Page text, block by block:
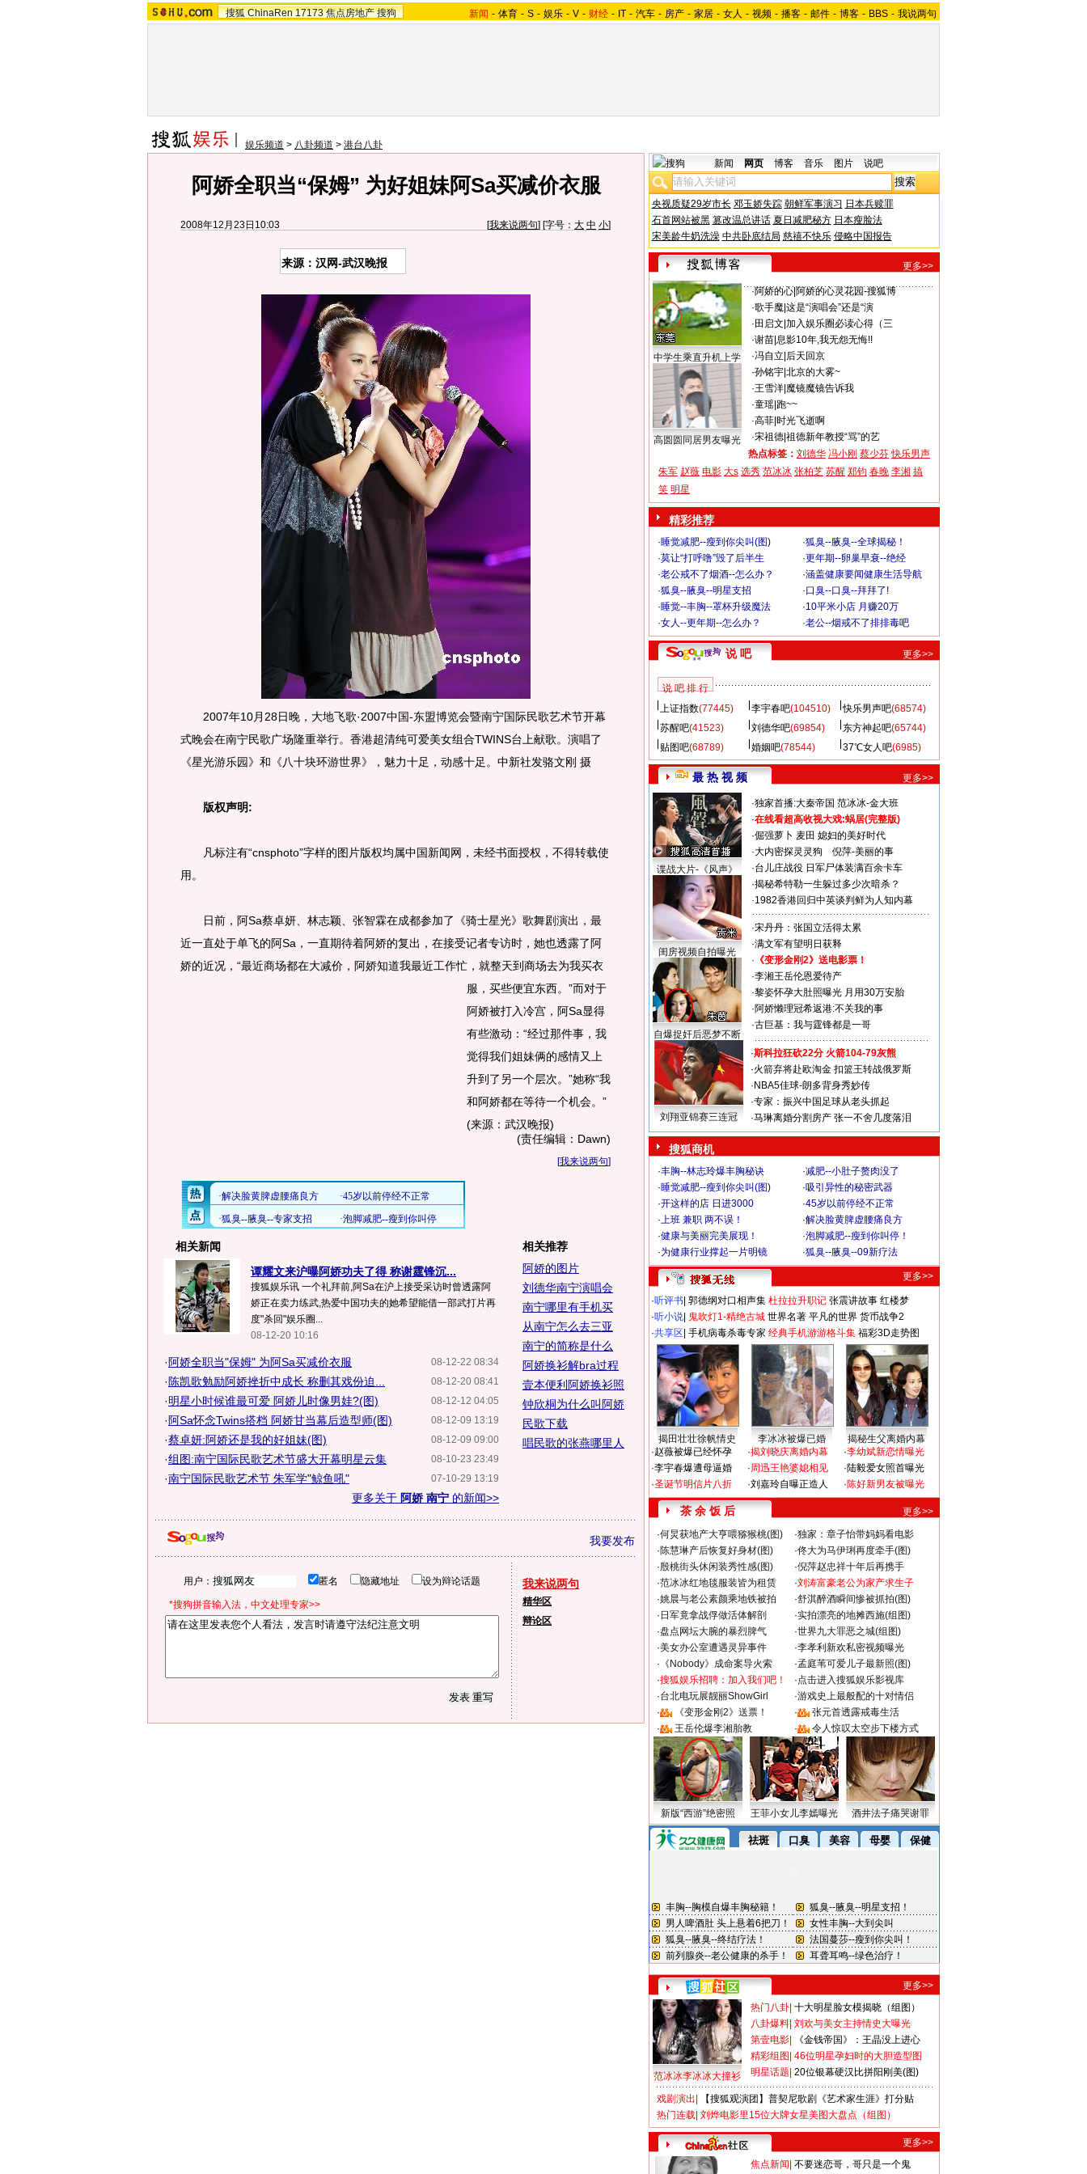
搜狐 ChinaRen 17173 焦点房地产 搜狗 新闻 - 体育 - S - 娱乐 - V - 财经 - IT - 汽车 - 房产 - 家居 - 女人 - 视频 - 播客 - 邮件 - 博客 - BBS - 我说两句
娱乐频道 > 八卦频道 > 港台八卦
阿娇全职当“保姆” 为好姐妹阿Sa买减价衣服
2008年12月23日10:03 [我来说两句] [字号： 大 中 小]
来源：汉网-武汉晚报
2007年10月28日晚，大地飞歌·2007中国-东盟博览会暨南宁国际民歌艺术节开幕
式晚会在南宁民歌广场隆重举行。香港超清纯可爱美女组合TWINS台上献歌。演唱了
《星光游乐园》和《八十块环游世界》，魅力十足，动感十足。中新社发骆文刚 摄
版权声明:
凡标注有“cnsphoto”字样的图片版权均属中国新闻网，未经书面授权，不得转载使
用。
日前，阿Sa蔡卓妍、林志颖、张智霖在成都参加了《骑士星光》歌舞剧演出，最
近一直处于单飞的阿Sa，一直期待着阿娇的复出，在接受记者专访时，她也透露了阿
娇的近况，“最近商场都在大减价，阿娇知道我最近工作忙，就整天到商场去为我买衣
服，买些便宜东西。 ”而对于
阿娇被打入冷宫，阿Sa显得
有些激动：“经过那件事，我
觉得我们姐妹俩的感情又上
升到了另一个层次。”她称“我
和阿娇都在等待一个机会。”
(来源：武汉晚报)
(责任编辑：Dawn)
[我来说两句]
相关新闻
谭耀文来沪曝阿娇功夫了得 称谢霆锋沉...
搜狐娱乐讯 一个礼拜前,阿Sa在沪上接受采访时曾透露阿
娇正在卖力练武,热爱中国功夫的她希望能借一部武打片再
度"杀回"娱乐圈...
08-12-20 10:16
08-12-22 08:34
· 阿娇全职当"保姆" 为阿Sa买减价衣服
08-12-20 08:41
· 陈凯歌勉励阿娇挫折中成长 称删其戏份迫...
08-12-12 04:05
·明星小时候谁最可爱 阿娇儿时像男娃?(图)
08-12-09 13:19
· 阿Sa怀念Twins搭档 阿娇甘当幕后造型师(图)
08-12-09 09:00
·蔡卓妍:阿娇还是我的好姐妹(图)
08-10-23 23:49
·组图:南宁国际民歌艺术节盛大开幕明星云集
07-10-29 13:19
·南宁国际民歌艺术节 朱军学"鲸鱼吼"
更多关于 阿娇 南宁 的新闻>>
相关推荐
阿娇的图片
刘德华南宁演唱会
南宁哪里有手机买
从南宁怎么去三亚
南宁的简称是什么
阿娇换衫解bra过程
壹本便利阿娇换衫照
钟欣桐为什么叫阿娇
民歌下载
唱民歌的张燕哪里人
我要发布
用户： 匿名 隐藏地址 设为辩论话题
*搜狗拼音输入法，中文处理专家>>
我来说两句
精华区
辩论区
新闻 网页 博客 音乐 图片 说吧
央视质疑29岁市长 邓玉娇失踪 朝鲜军事演习 日本兵赎罪
石首网站被黑 篡改温总讲话 夏日减肥秘方 日本瘦脸法
宋美龄牛奶洗澡 中共卧底结局 慈禧不快乐 侵略中国报告
更多>>
中学生乘直升机上学
高圆圆同居男友曝光
·阿娇的心| 阿娇的心灵花园-搜狐博
·歌手魔| 这是“演唱会”还是“演
· 田启文 加入娱乐圈必读心得（三
·谢苗| 息影10年,我无怨无悔!!
·冯自立 后天回京
·孙铭宇| 北京的大雾~
·王雪洋| 魔镜魔镜告诉我
·童瑶| 跑~~
·高菲| 时光飞逝啊
·宋祖德| 祖德新年教授“骂”的艺
热点标签： 刘德华 冯小刚 蔡少芬 快乐男声
朱军 赵薇 电影 大s 选秀 范冰冰 张柏芝 苏醒 郑钧 春晚 李湘 搞
笑 明星
精彩推荐
·睡觉减肥--瘦到你尖叫(图) ·狐臭--腋臭--全球揭秘！
·莫让“打呼噜”毁了后半生 ·更年期--卵巢早衰--绝经
·老公戒不了烟酒--怎么办？ ·涵盖健康要闻健康生活导航
·狐臭--腋臭--明星支招 ·口臭--口臭--拜拜了!
·睡觉--丰胸--罩杯升级魔法 ·10平米小店 月赚20万
·女人--更年期--怎么办？ ·老公--烟戒不了排排毒吧
说 吧 更多>>
说 吧 排 行
上证指数(77445) 李宇春吧(104510) 快乐男声吧(68574)
苏醒吧(41523) 刘德华吧(69854) 东方神起吧(65744)
贴图吧(68789) 婚姻吧(78544) 37℃女人吧(6985)
最 热 视 频 更多>>
谍战大片-《风声》
闺房视频自拍曝光
自爆捉奸后恶梦不断
·独家首播:大秦帝国 范冰冰-金大班
·在线看超高收视大戏:蜗居(完整版)
·倔强萝卜 麦田 媳妇的美好时代
·大内密探灵灵狗
倪萍-美丽的事
·台儿庄战役 日军尸体装满百余卡车
·揭秘希特勒一生躲过多少次暗杀？
·1982香港回归中英谈判鲜为人知内幕
·宋丹丹：张国立活得太累
·满文军有望明日获释
· 《变形金刚2》送电影票！
·李湘王岳伦恩爱待产
·黎姿怀孕大肚照曝光 月用30万安胎
·阿娇懒理冠希返港:不关我的事
·古巨基：我与霆锋都是一哥
刘翔亚锦赛三连冠
·斯科拉狂砍22分 火箭104-79灰熊
·火箭弃将赴欧淘金 扣篮王转战俄罗斯
· NBA5佳球-朗多背身秀妙传
·专家：振兴中国足球从老头抓起
·马琳离婚分割房产 张一不舍几度落泪
搜狐商机
·丰胸--林志玲爆丰胸秘诀 ·减肥--小肚子赘肉没了
·睡觉减肥--瘦到你尖叫(图) ·吸引异性的秘密武器
·开这样的店 日进3000 ·45岁以前停经不正常
·上班 兼职 两不误！ ·解决脸黄脾虚腰痛良方
·健康与美丽完美展现！ ·泡脚减肥--瘦到你叫停！
·为健康行业撑起一片明镜 ·狐臭--腋臭--09新疗法
更多>>
·听评书 郭德纲对口相声集 杜拉拉升职记 张震讲故事 红楼梦
·听小说 鬼吹灯1-精绝古城 世界名著 平凡的世界 货币战争2
·共享区 手机病毒杀毒专家 经典手机游游格斗集 福彩3D走势图
揭田壮壮徐帆情史 李冰冰被爆已婚
揭秘生父离婚内幕
·赵薇被爆已经怀孕
·李宇春爆遭母逼婚
·圣诞节明信片八折
·揭刘晓庆离婚内幕
·周迅王艳婆媳相见
·刘嘉玲自曝正造人
·李幼斌新恋情曝光
·陆毅爱女照首曝光
·陈好新男友被曝光
茶 余 饭 后
更多>>
·何炅获地产大亨喂猕猴桃(图) ·独家：章子怡带妈妈看电影
·陈慧琳产后恢复好身材(图) ·佟大为马伊琍再度牵手(图)
·殷桃街头休闲装秀性感(图) ·倪萍赵忠祥十年后再携手
·范冰冰红地毯服装皆为租赁 ·刘涛富豪老公为家产求生子
·姚晨与老公素颜乘地铁被拍 ·舒淇醉酒瞬间惨被抓拍(图)
· 日军竟拿战俘做活体解剖 ·实拍漂亮的地摊西施(组图)
·盘点网坛大腕的暴烈脾气 ·世界九大罪恶之城(组图)
·美女办公室遭遇灵异事件 ·李孝利新欢私密视频曝光
· 《Nobody》成命案导火索 ·孟庭苇可爱儿子最新照(图)
·搜狐娱乐招聘：加入我们吧！ ·点击进入搜狐娱乐影视库
·台北电玩展靓丽ShowGirl ·游戏史上最般配的十对情侣
·
《变形金刚2》送票！ ·
张元首透露戒毒生活
·
王岳伦爆李湘胎教 · 令人惊叹太空步下楼方式
新版“西游”绝密照 王菲小女儿李嫣曝光 酒井法子痛哭谢罪
更多>>
范冰冰李冰冰大撞衫
热门八卦 十大明星脸女模揭晓（组图）
八卦爆料 刘欢与美女主持情史大曝光
第壹电影
《金钱帝国》：王晶没上进心
精彩组图 46位明星孕妇时的大胆造型图
明星话题 20位银幕硬汉比拼阳刚美(图)
戏剧演出
【搜狐观演团】普契尼歌剧《艺术家生涯》打分贴
热门连载 刘烨电影里15位大牌女星美图大盘点（组图）
更多>>
焦点新闻 不要迷恋哥，哥只是一个鬼